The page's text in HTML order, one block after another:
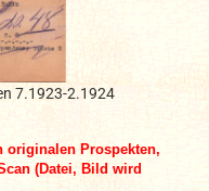
7.1923-2.1924
originalen Prospekten,
(Datei, Bild wird